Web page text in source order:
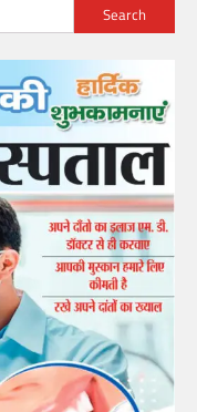
Search